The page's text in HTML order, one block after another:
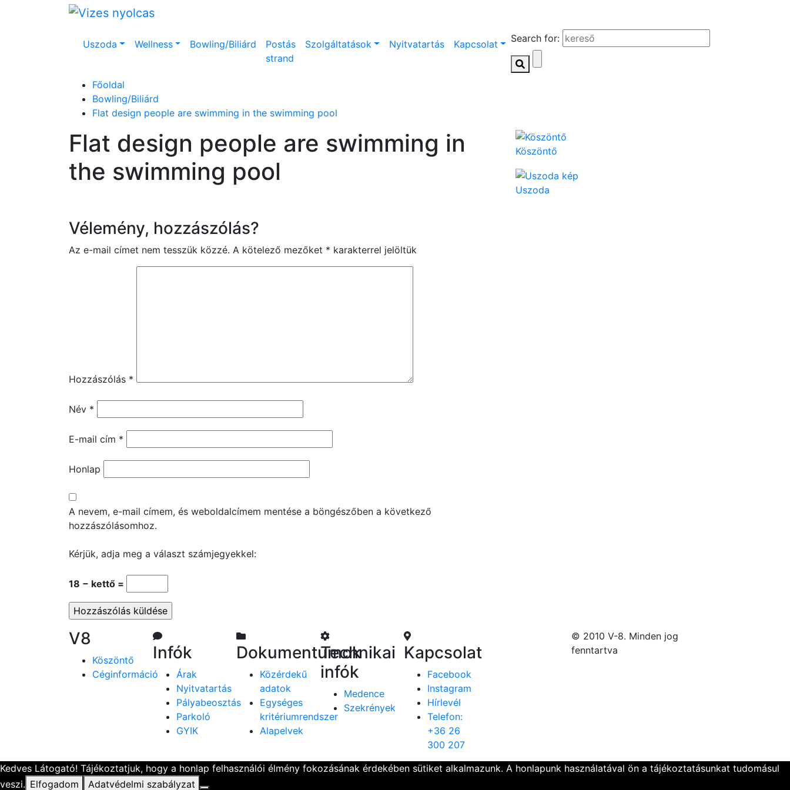
Uszoda Wellness Bowling/Biliárd
Postás
strand
Szolgáltatások Nyitvatartás Kapcsolat Search for:
Főoldal
Bowling/Biliárd
Flat design people are swimming in the swimming pool
Flat design people are swimming in
the swimming pool
Vélemény, hozzászólás?
Az e-mail címet nem tesszük közzé. A kötelező mezőket * karakterrel jelöltük
Hozzászólás *
Név *
E-mail cím *
Honlap
A nevem, e-mail címem, és weboldalcímem mentése a böngészőben a következő
hozzászólásomhoz.
Kérjük, adja meg a választ számjegyekkel:
18 − kettő =
Köszöntő
Uszoda
V8
Köszöntő
Céginformáció
Infók
Árak
Nyitvatartás
Pályabeosztás
Parkoló
GYIK
Dokumentumok
Közérdekű
adatok
Egységes
kritériumrendszer
Alapelvek
Technikai
infók
Medence
Szekrények
Kapcsolat
Facebook
Instagram
Hírlevél
Telefon:
+36 26
300 207
© 2010 V-8. Minden jog
fenntartva
Kedves Látogató! Tájékoztatjuk, hogy a honlap felhasználói élmény fokozásának érdekében sütiket alkalmazunk. A honlapunk használatával ön a tájékoztatásunkat tudomásul
veszi. Elfogadom Adatvédelmi szabályzat